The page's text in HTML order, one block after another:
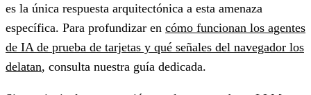
es la única respuesta arquitectónica a esta amenaza
específica. Para profundizar en cómo funcionan los agentes
de IA de prueba de tarjetas y qué señales del navegador los
delatan, consulta nuestra guía dedicada.